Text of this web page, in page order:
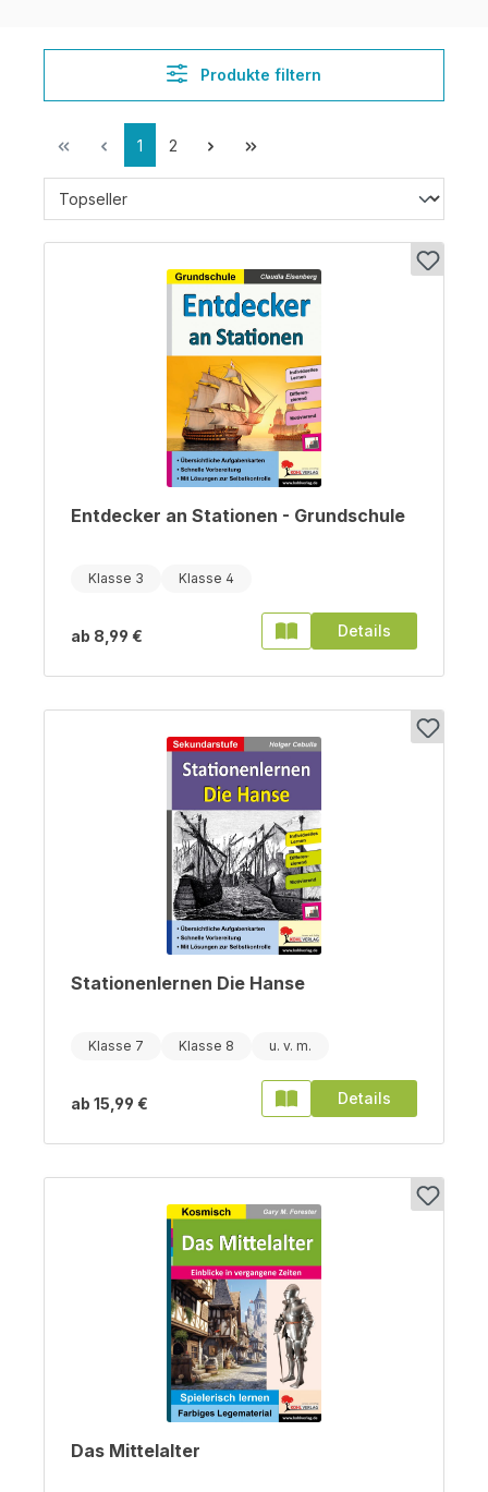
Produkte filtern
1 2
Entdecker an Stationen - Grundschule
Klasse 3 Klasse 4
ab 8,99 € Details
Stationenlernen Die Hanse
Klasse 7 Klasse 8
ab 15,99 € Details
Das Mittelalter